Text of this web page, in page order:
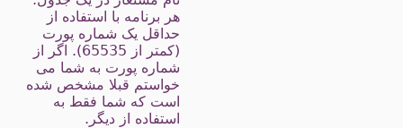
هر برنامه با استفاده از
حداقل یک شماره پورت
(کمتر از 65535). اگر از
شماره پورت به شما می
خواستم قبلا مشخص شده
است که شما فقط به
استفاده از دیگر.